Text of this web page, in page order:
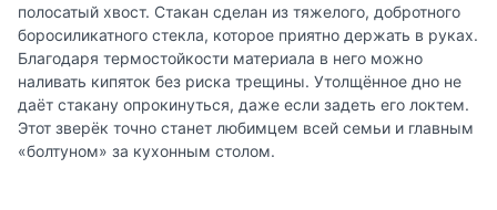
полосатый хвост. Стакан сделан из тяжелого, добротного
боросиликатного стекла, которое приятно держать в руках.
Благодаря термостойкости материала в него можно
наливать кипяток без риска трещины. Утолщённое дно не
даёт стакану опрокинуться, даже если задеть его локтем.
Этот зверёк точно станет любимцем всей семьи и главным
«болтуном» за кухонным столом.